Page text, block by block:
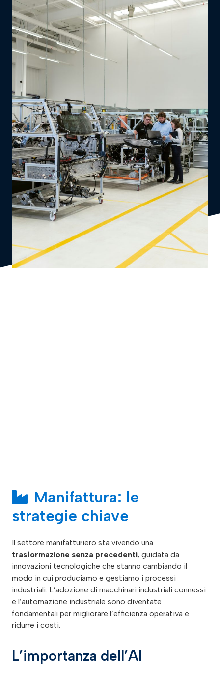
Manifattura: le
strategie chiave
Il settore manifatturiero sta vivendo una
trasformazione senza precedenti, guidata da
innovazioni tecnologiche che stanno cambiando il
modo in cui produciamo e gestiamo i processi
industriali. L’adozione di macchinari industriali connessi
e l’automazione industriale sono diventate
fondamentali per migliorare l’efficienza operativa e
ridurre i costi.
L’importanza dell’AI